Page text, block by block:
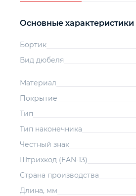
Основные характеристики
Бортик
Вид дюбеля
Материал
Покрытие
Тип
Тип наконечника
Честный знак
Штрихкод (EAN-13)
Страна производства
Длина, мм